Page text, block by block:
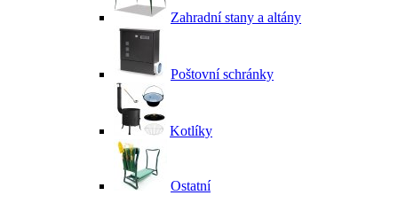
Zahradní stany a altány
Poštovní schránky
Kotlíky
Ostatní